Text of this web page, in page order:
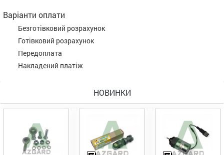
Варіанти оплати
Безготівковий розрахунок
Готівковий розрахунок
Передоплата
Накладений платіж
НОВИНКИ